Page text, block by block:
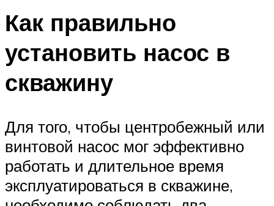
Как правильно
установить насос в
скважину
Для того, чтобы центробежный или
винтовой насос мог эффективно
работать и длительное время
эксплуатироваться в скважине,